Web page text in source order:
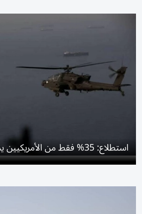
استطلاع: 35% فقط من الأمريكيين يدعمون حرب إيران